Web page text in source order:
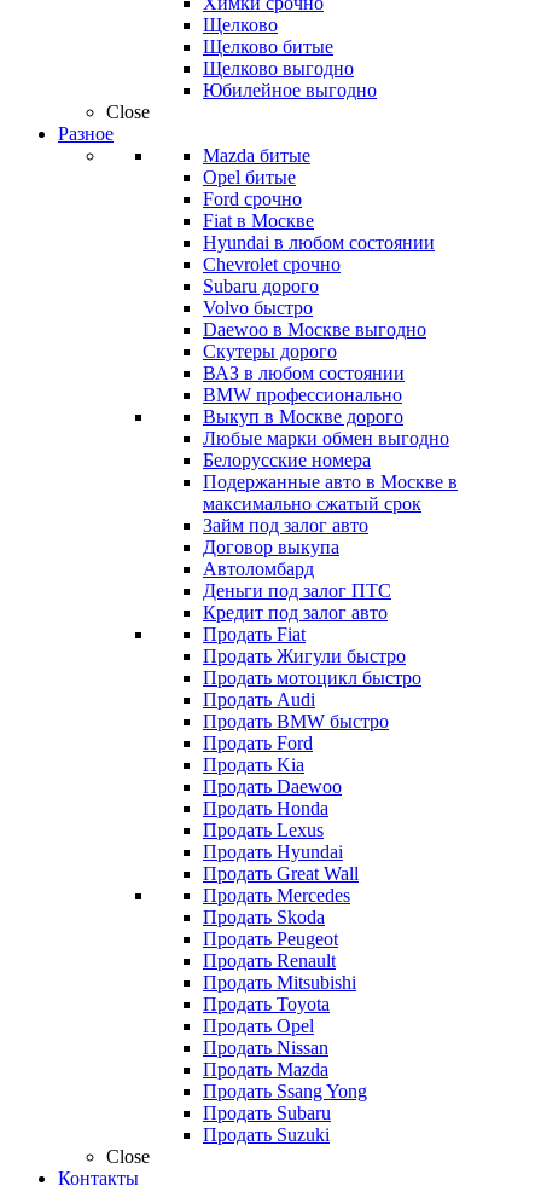
Щелково
Щелково битые
Щелково выгодно
Юбилейное выгодно
Close
Разное
Mazda битые
Opel битые
Ford срочно
Fiat в Москве
Hyundai в любом состоянии
Chevrolet срочно
Subaru дорого
Volvo быстро
Daewoo в Москве выгодно
Скутеры дорого
ВАЗ в любом состоянии
BMW профессионально
Выкуп в Москве дорого
Любые марки обмен выгодно
Белорусские номера
Подержанные авто в Москве в
максимально сжатый срок
Займ под залог авто
Договор выкупа
Автоломбард
Деньги под залог ПТС
Кредит под залог авто
Продать Fiat
Продать Жигули быстро
Продать мотоцикл быстро
Продать Audi
Продать BMW быстро
Продать Ford
Продать Kia
Продать Daewoo
Продать Honda
Продать Lexus
Продать Hyundai
Продать Great Wall
Продать Mercedes
Продать Skoda
Продать Peugeot
Продать Renault
Продать Mitsubishi
Продать Toyota
Продать Opel
Продать Nissan
Продать Mazda
Продать Ssang Yong
Продать Subaru
Продать Suzuki
Close
Контакты